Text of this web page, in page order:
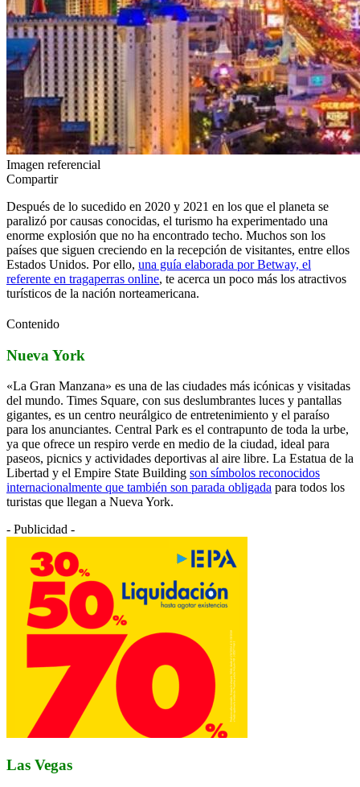
Imagen referencial
Compartir
Después de lo sucedido en 2020 y 2021 en los que el planeta se
paralizó por causas conocidas, el turismo ha experimentado una
enorme explosión que no ha encontrado techo. Muchos son los
países que siguen creciendo en la recepción de visitantes, entre ellos
Estados Unidos. Por ello, una guía elaborada por Betway, el
referente en tragaperras online, te acerca un poco más los atractivos
turísticos de la nación norteamericana.
Contenido
Nueva York
«La Gran Manzana» es una de las ciudades más icónicas y visitadas
del mundo. Times Square, con sus deslumbrantes luces y pantallas
gigantes, es un centro neurálgico de entretenimiento y el paraíso
para los anunciantes. Central Park es el contrapunto de toda la urbe,
ya que ofrece un respiro verde en medio de la ciudad, ideal para
paseos, picnics y actividades deportivas al aire libre. La Estatua de la
Libertad y el Empire State Building son símbolos reconocidos
internacionalmente que también son parada obligada para todos los
turistas que llegan a Nueva York.
- Publicidad -
Las Vegas